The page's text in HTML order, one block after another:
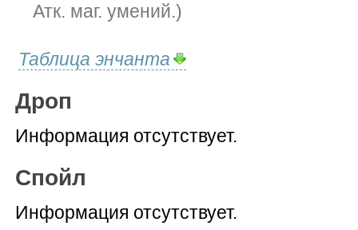
Атк. маг. умений.)
Таблица энчанта
Дроп
Информация отсутствует.
Спойл
Информация отсутствует.